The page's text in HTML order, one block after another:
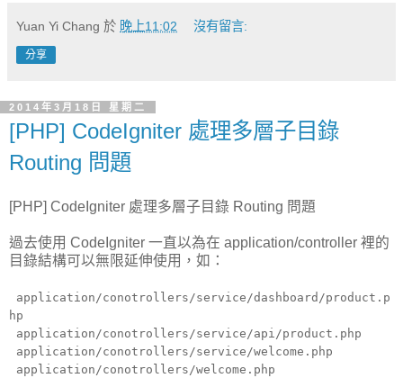
Yuan Yi Chang 於 晚上11:02 沒有留言:
分享
2014年3月18日 星期二
[PHP] CodeIgniter 處理多層子目錄
Routing 問題
[PHP] CodeIgniter 處理多層子目錄 Routing 問題
過去使用 CodeIgniter 一直以為在 application/controller 裡的
目錄結構可以無限延伸使用，如：
application/conotrollers/service/dashboard/product.p
hp
application/conotrollers/service/api/product.php
application/conotrollers/service/welcome.php
application/conotrollers/welcome.php